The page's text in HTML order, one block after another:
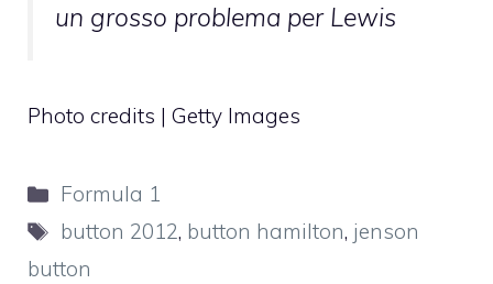
un grosso problema per Lewis
Photo credits | Getty Images
Categorie
Formula 1
Tag
button 2012, button hamilton, jenson
button